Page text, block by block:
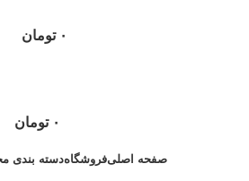
۰ تومان
۰ تومان
صفحه اصلیفروشگاهدسته بندی